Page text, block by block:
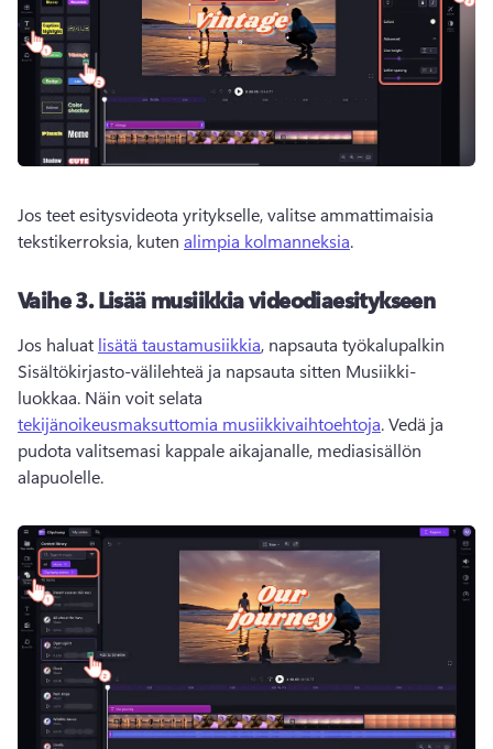
Jos teet esitysvideota yritykselle, valitse ammattimaisia
tekstikerroksia, kuten alimpia kolmanneksia.
Vaihe 3.Lisää musiikkia videodiaesitykseen
Jos haluat lisätä taustamusiikkia, napsauta työkalupalkin
Sisältökirjasto-välilehteä ja napsauta sitten Musiikki-
luokkaa. Näin voit selata
tekijänoikeusmaksuttomia musiikkivaihtoehtoja. Vedä ja
pudota valitsemasi kappale aikajanalle, mediasisällön
alapuolelle.